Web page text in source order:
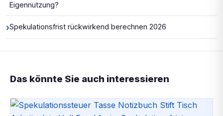
Eigennutzung?
›Spekulationsfrist rückwirkend berechnen 2026
Das könnte Sie auch interessieren